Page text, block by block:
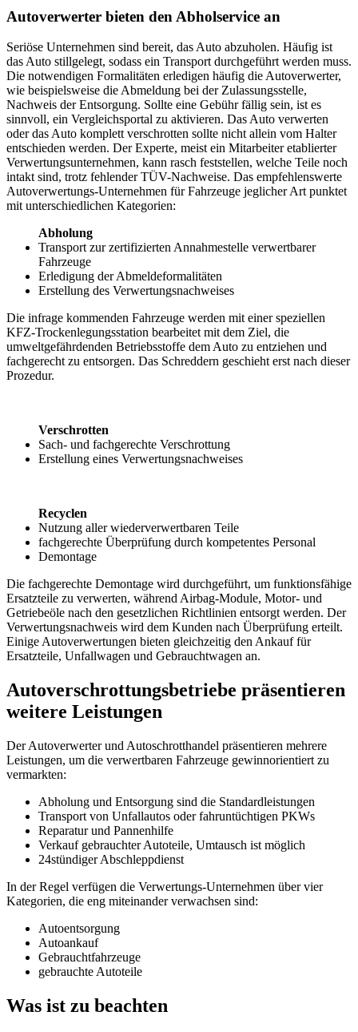
Autoverwerter bieten den Abholservice an
Seriöse Unternehmen sind bereit, das Auto abzuholen. Häufig ist
das Auto stillgelegt, sodass ein Transport durchgeführt werden muss.
Die notwendigen Formalitäten erledigen häufig die Autoverwerter,
wie beispielsweise die Abmeldung bei der Zulassungsstelle,
Nachweis der Entsorgung. Sollte eine Gebühr fällig sein, ist es
sinnvoll, ein Vergleichsportal zu aktivieren. Das Auto verwerten
oder das Auto komplett verschrotten sollte nicht allein vom Halter
entschieden werden. Der Experte, meist ein Mitarbeiter etablierter
Verwertungsunternehmen, kann rasch feststellen, welche Teile noch
intakt sind, trotz fehlender TÜV-Nachweise. Das empfehlenswerte
Autoverwertungs-Unternehmen für Fahrzeuge jeglicher Art punktet
mit unterschiedlichen Kategorien:
Abholung
Transport zur zertifizierten Annahmestelle verwertbarer
Fahrzeuge
Erledigung der Abmeldeformalitäten
Erstellung des Verwertungsnachweises
Die infrage kommenden Fahrzeuge werden mit einer speziellen
KFZ-Trockenlegungsstation bearbeitet mit dem Ziel, die
umweltgefährdenden Betriebsstoffe dem Auto zu entziehen und
fachgerecht zu entsorgen. Das Schreddern geschieht erst nach dieser
Prozedur.
Verschrotten
Sach- und fachgerechte Verschrottung
Erstellung eines Verwertungsnachweises
Recyclen
Nutzung aller wiederverwertbaren Teile
fachgerechte Überprüfung durch kompetentes Personal
Demontage
Die fachgerechte Demontage wird durchgeführt, um funktionsfähige
Ersatzteile zu verwerten, während Airbag-Module, Motor- und
Getriebeöle nach den gesetzlichen Richtlinien entsorgt werden. Der
Verwertungsnachweis wird dem Kunden nach Überprüfung erteilt.
Einige Autoverwertungen bieten gleichzeitig den Ankauf für
Ersatzteile, Unfallwagen und Gebrauchtwagen an.
Autoverschrottungsbetriebe präsentieren
weitere Leistungen
Der Autoverwerter und Autoschrotthandel präsentieren mehrere
Leistungen, um die verwertbaren Fahrzeuge gewinnorientiert zu
vermarkten:
Abholung und Entsorgung sind die Standardleistungen
Transport von Unfallautos oder fahruntüchtigen PKWs
Reparatur und Pannenhilfe
Verkauf gebrauchter Autoteile, Umtausch ist möglich
24stündiger Abschleppdienst
In der Regel verfügen die Verwertungs-Unternehmen über vier
Kategorien, die eng miteinander verwachsen sind:
Autoentsorgung
Autoankauf
Gebrauchtfahrzeuge
gebrauchte Autoteile
Was ist zu beachten